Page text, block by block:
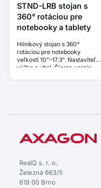
STND-LRB stojan s
360° rotáciou pre
notebooky a tablety
Hliníkový stojan s 360°
rotáciou pre notebooky
veľkosti 10"–17.3". Nastaviteľná
výška a uhol. Čierna verzia.
RealQ s. r. o.
Železná 663/5
619 00 Brno